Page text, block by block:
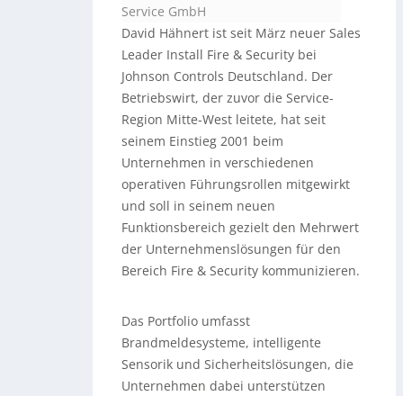
Service GmbH
David Hähnert ist seit März neuer Sales
Leader Install Fire & Security bei
Johnson Controls Deutschland. Der
Betriebswirt, der zuvor die Service-
Region Mitte-West leitete, hat seit
seinem Einstieg 2001 beim
Unternehmen in verschiedenen
operativen Führungsrollen mitgewirkt
und soll in seinem neuen
Funktionsbereich gezielt den Mehrwert
der Unternehmenslösungen für den
Bereich Fire & Security kommunizieren.
Das Portfolio umfasst
Brandmeldesysteme, intelligente
Sensorik und Sicherheitslösungen, die
Unternehmen dabei unterstützen